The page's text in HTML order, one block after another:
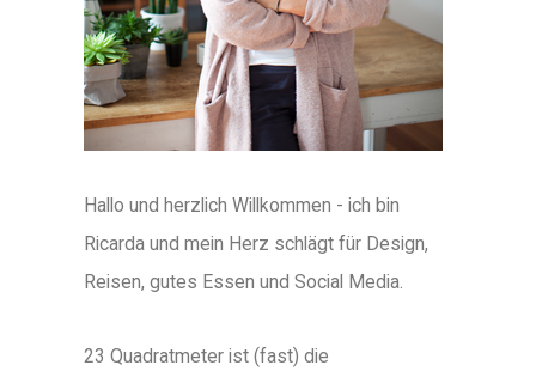
Hallo und herzlich Willkommen - ich bin
Ricarda und mein Herz schlägt für Design,
Reisen, gutes Essen und Social Media.
23 Quadratmeter ist (fast) die